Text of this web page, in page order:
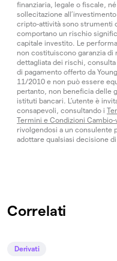
finanziaria, legale o fiscale,
sollecitazione
cripto-attività sono strumenti
comportano un rischio
capitale investito. Le
non costituiscono garanzia di
dettagliata dei rischi, consulta
di pagamento offerto da
11/2010 e non può essere
pertanto, non beneficia delle
istituti bancari. L’utente è
consapevoli, consultando i
Termini e Condizioni Cambio-
rivolgendosi a un consulente
adottare qualsiasi decisione
Correlati
Derivati